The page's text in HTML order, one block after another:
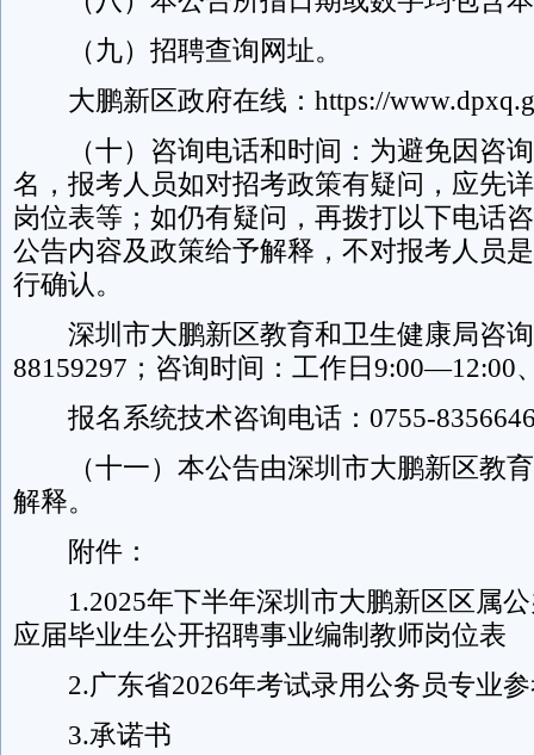
（九）招聘查询网址。
大鹏新区政府在线：https://
（十）咨询电话和时间：为避免因咨询
名，报考人员如对招考政策有疑问，应先
岗位表等；如仍有疑问，再拨打以下电话
公告内容及政策给予解释，不对报考人员
行确认。
深圳市大鹏新区教育和卫生健康局咨询
88159297；咨询时间：工作日9:00—12:00
报名系统技术咨询电话：0755-
（十一）本公告由深圳市大鹏新区教育
解释。
附件：
1.2025年下半年深圳市大鹏新区区属公
应届毕业生公开招聘事业编制教师岗位表
2.广东省2026年考试录用公务员专业参
3.承诺书